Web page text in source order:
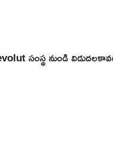
సంస్థ నుండి